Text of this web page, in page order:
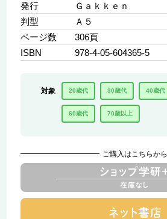
発行
Ｇａｋｋｅｎ
判型
Ａ５
ページ数
306頁
ISBN
978-4-05-604365-5
対象 20歳代 30歳代 40歳代
60歳代 70歳以上
ご購入はこちらから